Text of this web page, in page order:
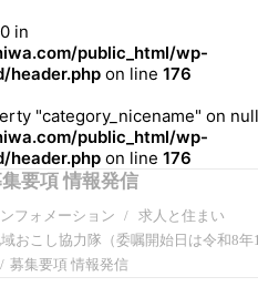
in
public_html/wp-
header.php on line 176
"category_nicename" on
public_html/wp-
header.php on line 176
要項 情報発信
フォメーション
求人と住まい
おこし協力隊（委嘱開始日は令和8
募集要項 情報発信